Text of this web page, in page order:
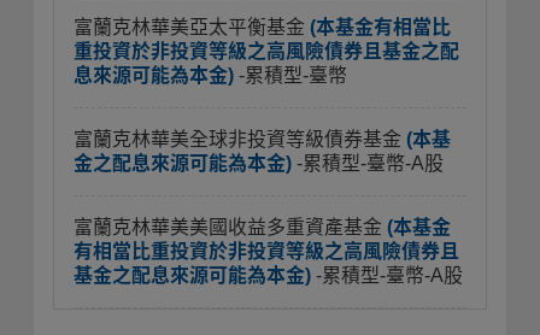
富蘭克林華美亞太平衡基金 (本基金有相當比
重投資於非投資等級之高風險債券且基金之配
息來源可能為本金) -累積型-臺幣
富蘭克林華美全球非投資等級債券基金 (本基
金之配息來源可能為本金) -累積型-臺幣-A股
富蘭克林華美美國收益多重資產基金 (本基金
有相當比重投資於非投資等級之高風險債券且
基金之配息來源可能為本金) -累積型-臺幣-A股